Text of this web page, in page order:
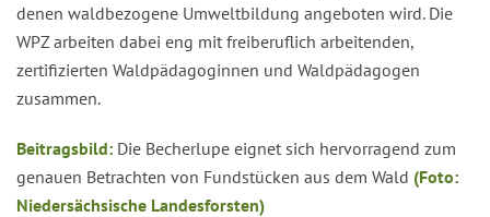
denen waldbezogene Umweltbildung angeboten wird. Die
WPZ arbeiten dabei eng mit freiberuflich arbeitenden,
zertifizierten Waldpädagoginnen und Waldpädagogen
zusammen.
Beitragsbild: Die Becherlupe eignet sich hervorragend zum
genauen Betrachten von Fundstücken aus dem Wald (Foto:
Niedersächsische Landesforsten)